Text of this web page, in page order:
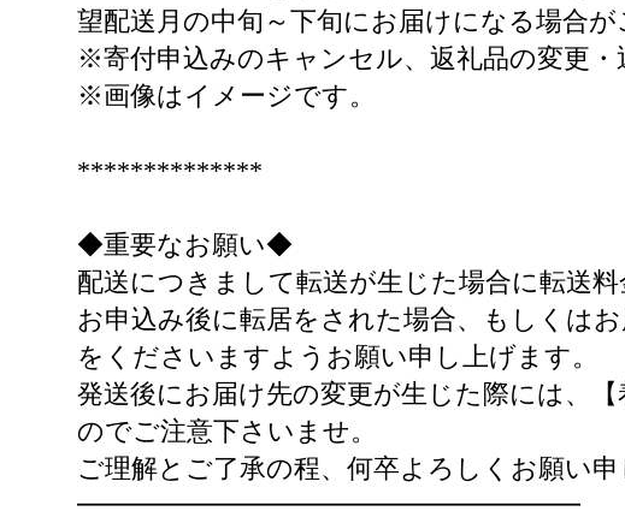
望配送月の中旬～下旬にお届けになる場合が
※寄付申込みのキャンセル、返礼品の変更
※画像はイメージです。
**************
◆重要なお願い◆
配送につきまして転送が生じた場合に転送料
お申込み後に転居をされた場合、もしくは
をくださいますようお願い申し上げます。
発送後にお届け先の変更が生じた際には、
のでご注意下さいませ。
ご理解とご了承の程、何卒よろしくお願い申
━━━━━━━━━━━━━━━━━━━